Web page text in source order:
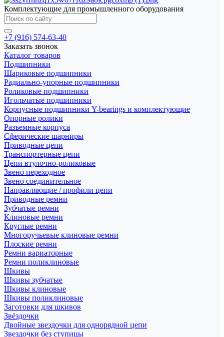
Комплектующие для промышленного оборудования
+7 (916) 574-63-40
Заказать звонок
Каталог товаров
Подшипники
Шариковые подшипники
Радиально-упорные подшипники
Роликовые подшипники
Игольчатые подшипники
Корпусные подшипники Y-bearings и комплектующие
Опорные ролики
Разъемные корпуса
Сферические шарниры
Приводные цепи
Транспортерные цепи
Цепи втулочно-роликовые
Звено переходное
Звено соединительное
Направляющие / профили цепи
Приводные ремни
Зубчатые ремни
Клиновые ремни
Круглые ремни
Многоручьевые клиновые ремни
Плоские ремни
Ремни вариаторные
Ремни поликлиновые
Шкивы
Шкивы зубчатые
Шкивы клиновые
Шкивы поликлиновые
Заготовки для шкивов
Звёздочки
Двойные звездочки для однорядной цепи
Звездочки без ступицы